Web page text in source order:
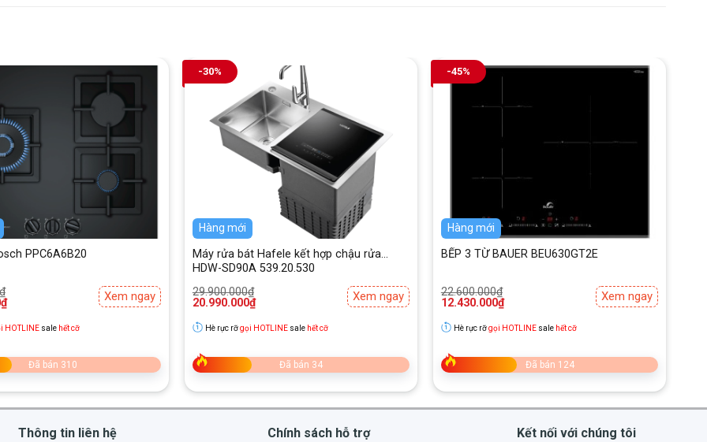
PPC6A6B20
₫ Xem ngay
HOTLINEsale hết cỡ
Đã bán 310
-30%
Hàng mới
Máy rửa bát Hafele kết hợp chậu rửa
HDW-SD90A 539.20.530
29.900.000₫
Giá
gốc
29.900.000₫.
20.990.000₫
Giá
hiện
là:
20.990.000₫.
Xem ngay
Hè rực rỡgọi HOTLINEsale hết cỡ
Đã bán 34
-45%
Hàng mới
BẾP 3 TỪ BAUER BEU630GT2E
22.600.000₫
Giá
gốc
22.600.000₫.
12.430.000₫
Giá
hiện
là:
12.430.000₫.
Xem ngay
Hè rực rỡgọi HOTLINEsale hết cỡ
Đã bán 124
Thông tin liên hệ Chính sách hỗ trợ Kết nối với chúng tôi